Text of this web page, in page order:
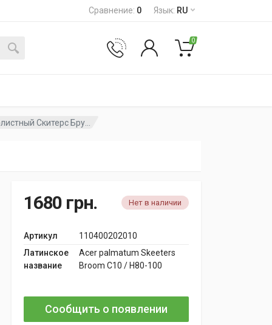
Сравнение: 0 Язык: RU
0
Скитерс Бру...
1680 грн. Нет в наличии
Артикул
110400202010
Латинское
название
Acer palmatum Skeeters
Broom C10 / H80-100
Сообщить о появлении